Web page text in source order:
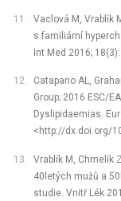
Vaclová M, Vrablík
s familiární
Int Med 2016;
Catapano AL,
Group; 2016 ESC/
Dyslipidaemias.
<http://dx.doi.org/
Vrablík M, Chmelík
40letých mužů a
studie. Vnitř Lék